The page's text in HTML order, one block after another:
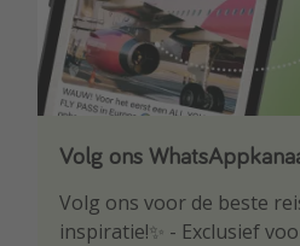
Volg ons
Volg ons voor de beste
inspiratie!✨ - Exclusief
Download onze app
Wees als eerste op de
reisaanbiedingen